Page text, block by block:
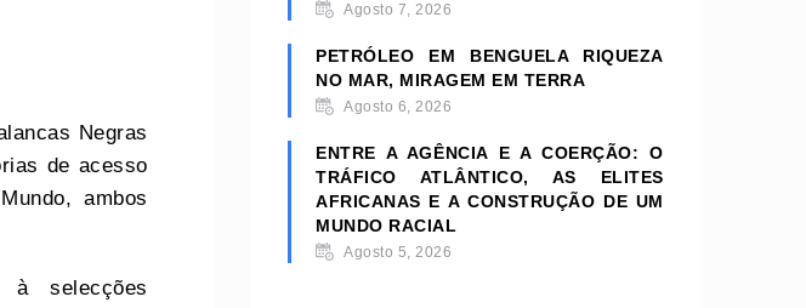
Negras
de acesso
ambos
à selecções
Agosto 7, 2026
PETRÓLEO EM BENGUELA RIQUEZA
NO MAR, MIRAGEM EM TERRA
Agosto 6, 2026
ENTRE A AGÊNCIA E A COERÇÃO: O
TRÁFICO ATLÂNTICO, AS ELITES
AFRICANAS E A CONSTRUÇÃO DE UM
MUNDO RACIAL
Agosto 5, 2026